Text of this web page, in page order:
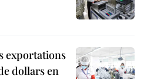
exportations
dollars en